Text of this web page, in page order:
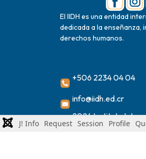
El IIDH es una entidad
dedicada a la enseñanza,
derechos humanos.
+506 2234 04 04
info@iidh.ed.cr
2024 Instituto
Humanos
J! Info Request Session Profile